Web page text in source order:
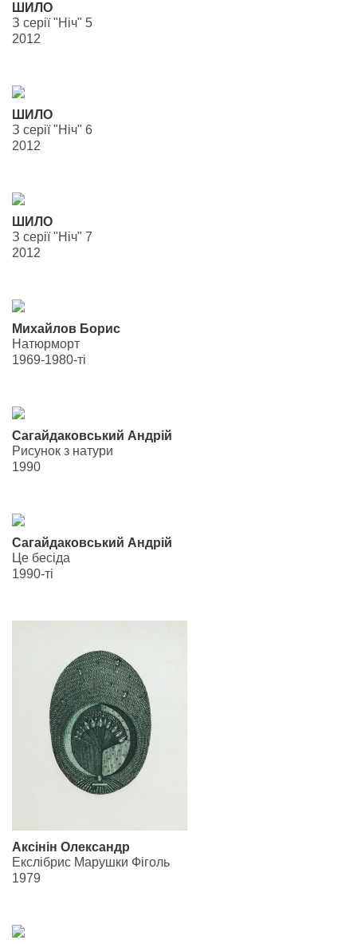
ШИЛО
З серії "Ніч" 5
2012
ШИЛО
З серії "Ніч" 6
2012
ШИЛО
З серії "Ніч" 7
2012
Михайлов Борис
Натюрморт
1969-1980-ті
Сагайдаковський Андрій
Рисунок з натури
1990
Сагайдаковський Андрій
Це бесіда
1990-ті
Аксінін Олександр
Екслібриc Марушки Фіголь
1979